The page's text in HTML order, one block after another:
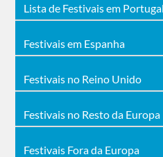
Lista de Festivais em Portugal
Festivais em Espanha
Festivais no Reino Unido
Festivais no Resto da Europa
Festivais Fora da Europa